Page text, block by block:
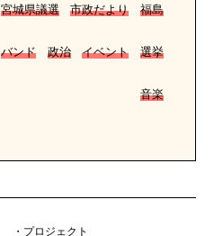
宮城県議選 市政だより 福島
バンド 政治 イベント 選挙
音楽
・プロジェクト